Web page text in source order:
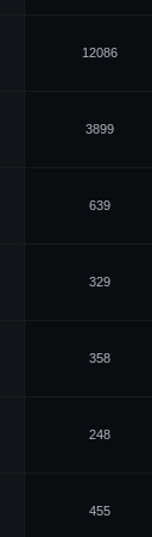
12086
3899
639
329
358
248
455